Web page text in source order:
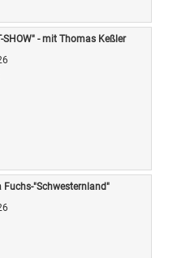
SHOW" - mit Thomas Keßler
Fuchs-"Schwesternland"